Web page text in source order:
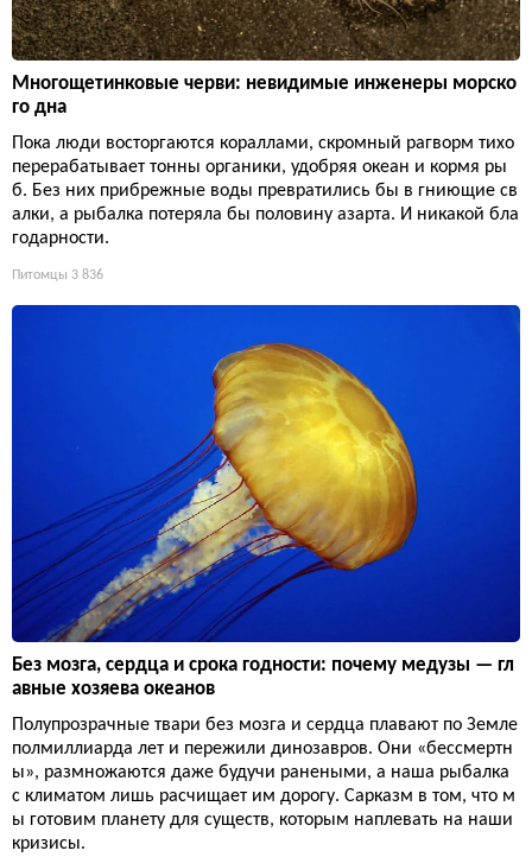
Многощетинковые черви: невидимые инженеры морско
го дна
Пока люди восторгаются кораллами, скромный рагворм тихо
перерабатывает тонны органики, удобряя океан и кормя ры
б. Без них прибрежные воды превратились бы в гниющие св
алки, а рыбалка потеряла бы половину азарта. И никакой бла
годарности.
Питомцы 3 836
Без мозга, сердца и срока годности: почему медузы — гл
авные хозяева океанов
Полупрозрачные твари без мозга и сердца плавают по Земле
полмиллиарда лет и пережили динозавров. Они «бессмертн
ы», размножаются даже будучи ранеными, а наша рыбалка
с климатом лишь расчищает им дорогу. Сарказм в том, что м
ы готовим планету для существ, которым наплевать на наши
кризисы.